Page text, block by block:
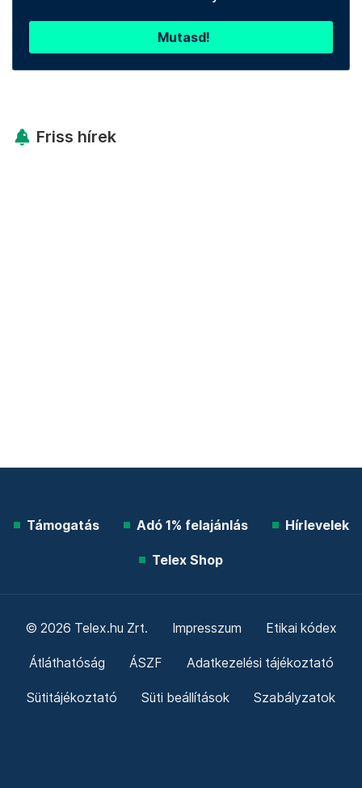
Mutasd!
Friss hírek
Támogatás Adó 1% felajánlás Hírlevelek
Telex Shop
© 2026 Telex.hu Zrt. Impresszum Etikai kódex
Átláthatóság ÁSZF Adatkezelési tájékoztató
Sütitájékoztató Süti beállítások Szabályzatok